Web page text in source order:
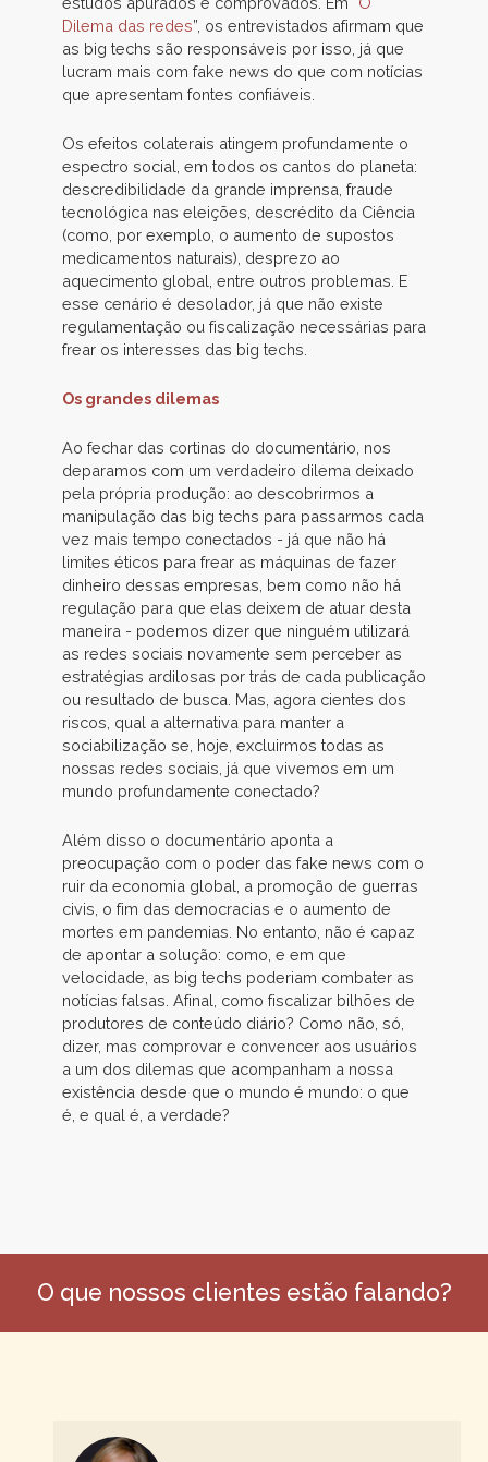
Dilema das redes”, os entrevistados afirmam que
as big techs são responsáveis por isso, já que
lucram mais com fake news do que com notícias
que apresentam fontes confiáveis.
Os efeitos colaterais atingem profundamente o
espectro social, em todos os cantos do planeta:
descredibilidade da grande imprensa, fraude
tecnológica nas eleições, descrédito da Ciência
(como, por exemplo, o aumento de supostos
medicamentos naturais), desprezo ao
aquecimento global, entre outros problemas. E
esse cenário é desolador, já que não existe
regulamentação ou fiscalização necessárias para
frear os interesses das big techs.
Os grandes dilemas
Ao fechar das cortinas do documentário, nos
deparamos com um verdadeiro dilema deixado
pela própria produção: ao descobrirmos a
manipulação das big techs para passarmos cada
vez mais tempo conectados - já que não há
limites éticos para frear as máquinas de fazer
dinheiro dessas empresas, bem como não há
regulação para que elas deixem de atuar desta
maneira - podemos dizer que ninguém utilizará
as redes sociais novamente sem perceber as
estratégias ardilosas por trás de cada publicação
ou resultado de busca. Mas, agora cientes dos
riscos, qual a alternativa para manter a
sociabilização se, hoje, excluirmos todas as
nossas redes sociais, já que vivemos em um
mundo profundamente conectado?
Além disso o documentário aponta a
preocupação com o poder das fake news com o
ruir da economia global, a promoção de guerras
civis, o fim das democracias e o aumento de
mortes em pandemias. No entanto, não é capaz
de apontar a solução: como, e em que
velocidade, as big techs poderiam combater as
notícias falsas. Afinal, como fiscalizar bilhões de
produtores de conteúdo diário? Como não, só,
dizer, mas comprovar e convencer aos usuários
a um dos dilemas que acompanham a nossa
existência desde que o mundo é mundo: o que
é, e qual é, a verdade?
O que nossos clientes estão falando?